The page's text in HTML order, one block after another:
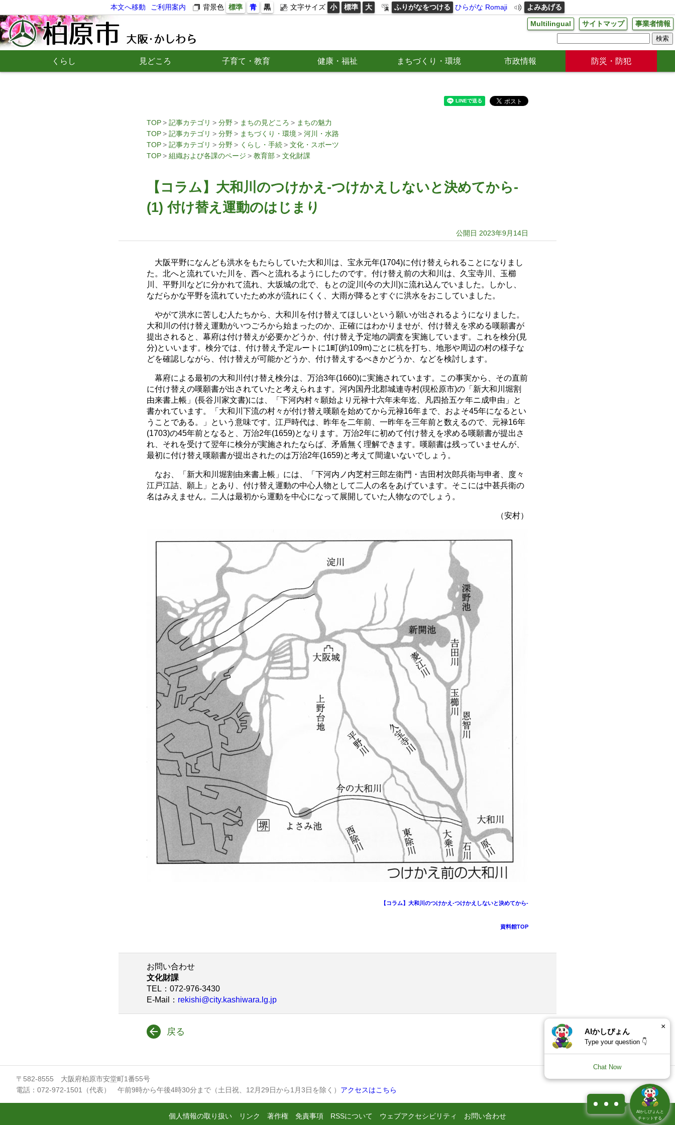
本文へ移動 ご利用案内 背景色 標準 青 黒 文字サイズ 小 標準 大 ふりがなをつける ひらがな Romaji よみあげる
Multilingual サイトマップ 事業者情報
くらし 見どころ 子育て・教育 健康・福祉 まちづくり・環境 市政情報 防災・防犯
TOP 記事カテゴリ 分野 まちの見どころ
まちの魅力
TOP
記事カテゴリ 分野 まちづくり・環境
河川・水路
TOP
記事カテゴリ 分野 くらし・手続
文化・スポーツ
TOP
組織および各課のページ 教育部 文化財課
【コラム】大和川のつけかえ-つけかえしないと決めてから-
(1) 付け替え運動のはじまり
公開日 2023年9月14日
大阪平野になんども洪水をもたらしていた大和川は、宝永元年(1704)に付け替えられることになりまし
た。北へと流れていた川を、西へと流れるようにしたのです。付け替え前の大和川は、久宝寺川、玉櫛
川、平野川などに分かれて流れ、大坂城の北で、もとの淀川(今の大川)に流れ込んでいました。しかし、
なだらかな平野を流れていたため水が流れにくく、大雨が降るとすぐに洪水をおこしていました。
やがて洪水に苦しむ人たちから、大和川を付け替えてほしいという願いが出されるようになりました。
大和川の付け替え運動がいつごろから始まったのか、正確にはわかりませが、付け替えを求める嘆願書が
提出されると、幕府は付け替えが必要かどうか、付け替え予定地の調査を実施しています。これを検分(見
分)といいます。検分では、付け替え予定ルートに1町(約109m)ごとに杭を打ち、地形や周辺の村の様子な
どを確認しながら、付け替えが可能かどうか、付け替えするべきかどうか、などを検討します。
幕府による最初の大和川付け替え検分は、万治3年(1660)に実施されています。この事実から、その直前
に付け替えの嘆願書が出されていたと考えられます。河内国丹北郡城連寺村(現松原市)の「新大和川堀割
由来書上帳」(長谷川家文書)には、「下河内村々願始より元禄十六年未年迄、凡四拾五ケ年ニ成申由」と
書かれています。「大和川下流の村々が付け替え嘆願を始めてから元禄16年まで、およそ45年になるとい
うことである。」という意味です。江戸時代は、昨年を二年前、一昨年を三年前と数えるので、元禄16年
(1703)の45年前となると、万治2年(1659)となります。万治2年に初めて付け替えを求める嘆願書が提出さ
れ、それを受けて翌年に検分が実施されたならば、矛盾無く理解できます。嘆願書は残っていませんが、
最初に付け替え嘆願書が提出されたのは万治2年(1659)と考えて間違いないでしょう。
なお、「新大和川堀割由来書上帳」には、「下河内ノ内芝村三郎左衛門・吉田村次郎兵衛与申者、度々
江戸江詰、願上」とあり、付け替え運動の中心人物として二人の名をあげています。そこには中甚兵衛の
名はみえません。二人は最初から運動を中心になって展開していた人物なのでしょう。
（安村）
【コラム】大和川のつけかえ-つけかえしないと決めてから-
資料館TOP
お問い合わせ
文化財課
TEL ：072-976-3430
E-Mail
： rekishi@city.kashiwara.lg.jp
戻る
〒582-8555 大阪府柏原市安堂町1番55号
電話：072-972-1501（代表） 午前9時から午後4時30分まで（土日祝、12月29日から1月3日を除く） アクセスはこちら
個人情報の取り扱い リンク 著作権 免責事項 RSSについて ウェブアクセシビリティ お問い合わせ
AIかしぴょん
Type your question 👇
Chat Now
×
AIかしぴょんと
チャットする
1